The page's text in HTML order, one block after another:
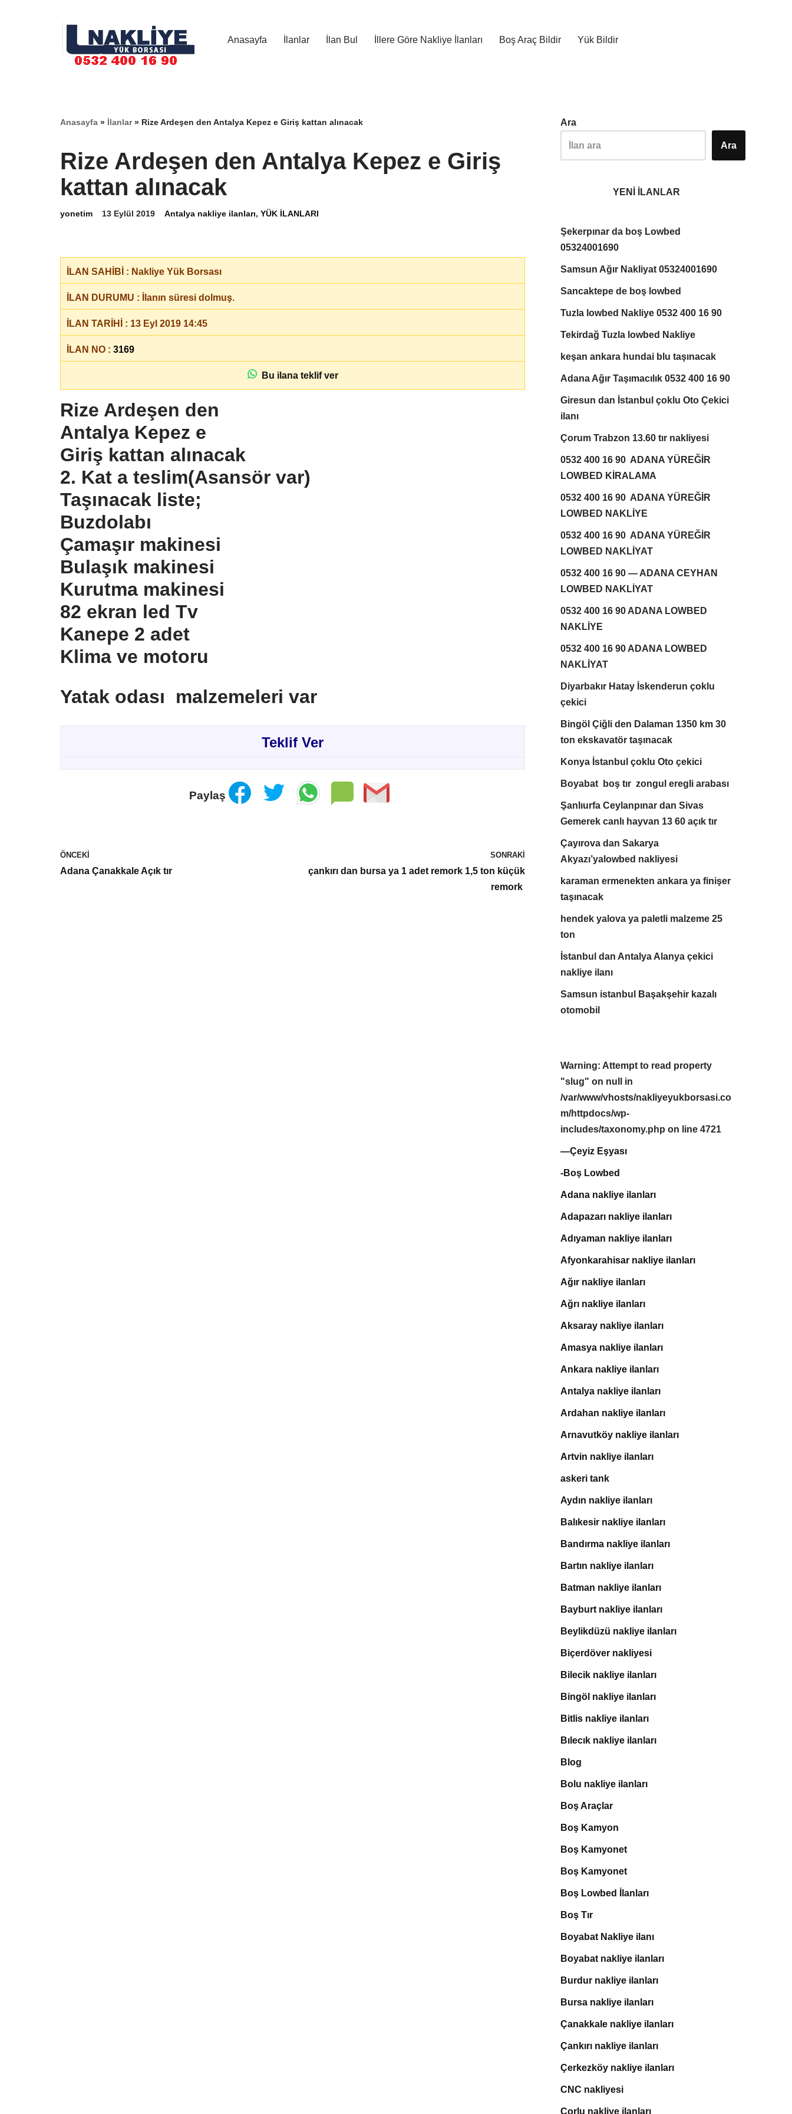
Anasayfa İlanlar İlan Bul İllere Göre Nakliye İlanları Boş Araç Bildir Yük Bildir
Anasayfa » İlanlar» Rize Ardeşen den Antalya Kepez e Giriş kattan alınacak
Rize Ardeşen den Antalya Kepez e Giriş
kattan alınacak
yonetim 13 Eylül 2019 Antalya nakliye ilanları, YÜK İLANLARI
İLAN SAHİBİ : Nakliye Yük Borsası
İLAN DURUMU : İlanın süresi dolmuş.
İLAN TARİHİ : 13 Eyl 2019 14:45
İLAN NO : 3169
Bu ilana teklif ver
Rize Ardeşen den
Antalya Kepez e
Giriş kattan alınacak
2. Kat a teslim(Asansör var)
Taşınacak liste;
Buzdolabı
Çamaşır makinesi
Bulaşık makinesi
Kurutma makinesi
82 ekran led Tv
Kanepe 2 adet
Klima ve motoru
Yatak odası malzemeleri var
Teklif Ver
Paylaş
ÖNCEKI
Adana Çanakkale Açık tır
SONRAKI
çankırı dan bursa ya 1 adet remork 1,5 ton küçük
remork
Ara
Ara
YENİ İLANLAR
Şekerpınar da boş Lowbed
05324001690
Samsun Ağır Nakliyat 05324001690
Sancaktepe de boş lowbed
Tuzla lowbed Nakliye 0532 400 16 90
Tekirdağ Tuzla lowbed Nakliye
keşan ankara hundai blu taşınacak
Adana Ağır Taşımacılık 0532 400 16 90
Giresun dan İstanbul çoklu Oto Çekici
ilanı
Çorum Trabzon 13.60 tır nakliyesi
0532 400 16 90 ADANA YÜREĞİR
LOWBED KİRALAMA
0532 400 16 90 ADANA YÜREĞİR
LOWBED NAKLİYE
0532 400 16 90 ADANA YÜREĞİR
LOWBED NAKLİYAT
0532 400 16 90 — ADANA CEYHAN
LOWBED NAKLİYAT
0532 400 16 90 ADANA LOWBED
NAKLİYE
0532 400 16 90 ADANA LOWBED
NAKLİYAT
Diyarbakır Hatay İskenderun çoklu
çekici
Bingöl Çiğli den Dalaman 1350 km 30
ton ekskavatör taşınacak
Konya İstanbul çoklu Oto çekici
Boyabat boş tır zongul eregli arabası
Şanlıurfa Ceylanpınar dan Sivas
Gemerek canlı hayvan 13 60 açık tır
Çayırova dan Sakarya
Akyazı’yalowbed nakliyesi
karaman ermenekten ankara ya finişer
taşınacak
hendek yalova ya paletli malzeme 25
ton
İstanbul dan Antalya Alanya çekici
nakliye ilanı
Samsun istanbul Başakşehir kazalı
otomobil
Warning: Attempt to read property
"slug" on null in
/var/www/vhosts/nakliyeyukborsasi.co
m/httpdocs/wp-
includes/taxonomy.php on line 4721
—Çeyiz Eşyası
-Boş Lowbed
Adana nakliye ilanları
Adapazarı nakliye ilanları
Adıyaman nakliye ilanları
Afyonkarahisar nakliye ilanları
Ağır nakliye ilanları
Ağrı nakliye ilanları
Aksaray nakliye ilanları
Amasya nakliye ilanları
Ankara nakliye ilanları
Antalya nakliye ilanları
Ardahan nakliye ilanları
Arnavutköy nakliye ilanları
Artvin nakliye ilanları
askeri tank
Aydın nakliye ilanları
Balıkesir nakliye ilanları
Bandırma nakliye ilanları
Bartın nakliye ilanları
Batman nakliye ilanları
Bayburt nakliye ilanları
Beylikdüzü nakliye ilanları
Biçerdöver nakliyesi
Bilecik nakliye ilanları
Bingöl nakliye ilanları
Bitlis nakliye ilanları
Bılecık nakliye ilanları
Blog
Bolu nakliye ilanları
Boş Araçlar
Boş Kamyon
Boş Kamyonet
Boş Kamyonet
Boş Lowbed İlanları
Boş Tır
Boyabat Nakliye ilanı
Boyabat nakliye ilanları
Burdur nakliye ilanları
Bursa nakliye ilanları
Çanakkale nakliye ilanları
Çankırı nakliye ilanları
Çerkezköy nakliye ilanları
CNC nakliyesi
Çorlu nakliye ilanları